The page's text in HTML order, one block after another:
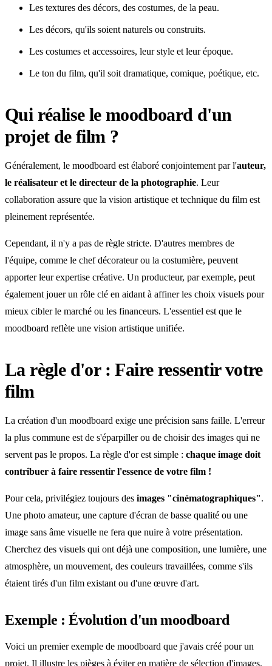
Les textures des décors, des costumes, de la peau.
Les décors, qu'ils soient naturels ou construits.
Les costumes et accessoires, leur style et leur époque.
Le ton du film, qu'il soit dramatique, comique, poétique, etc.
Qui réalise le moodboard d'un
projet de film ?
Généralement, le moodboard est élaboré conjointement par l'auteur,
le réalisateur et le directeur de la photographie. Leur
collaboration assure que la vision artistique et technique du film est
pleinement représentée.
Cependant, il n'y a pas de règle stricte. D'autres membres de
l'équipe, comme le chef décorateur ou la costumière, peuvent
apporter leur expertise créative. Un producteur, par exemple, peut
également jouer un rôle clé en aidant à affiner les choix visuels pour
mieux cibler le marché ou les financeurs. L'essentiel est que le
moodboard reflète une vision artistique unifiée.
La règle d'or : Faire ressentir votre
film
La création d'un moodboard exige une précision sans faille. L'erreur
la plus commune est de s'éparpiller ou de choisir des images qui ne
servent pas le propos. La règle d'or est simple : chaque image doit
contribuer à faire ressentir l'essence de votre film !
Pour cela, privilégiez toujours des images "cinématographiques".
Une photo amateur, une capture d'écran de basse qualité ou une
image sans âme visuelle ne fera que nuire à votre présentation.
Cherchez des visuels qui ont déjà une composition, une lumière, une
atmosphère, un mouvement, des couleurs travaillées, comme s'ils
étaient tirés d'un film existant ou d'une œuvre d'art.
Exemple : Évolution d'un moodboard
Voici un premier exemple de moodboard que j'avais créé pour un
projet. Il illustre les pièges à éviter en matière de sélection d'images.